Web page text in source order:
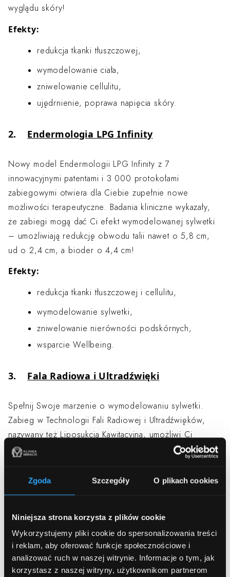
Zgoda Szczegóły O plikach cookies
Niniejsza strona korzysta z plików cookie
Wykorzystujemy pliki cookie do spersonalizowania treści
i reklam, aby oferować funkcje społecznościowe i
analizować ruch w naszej witrynie. Informacje o tym, jak
korzystasz z naszej witryny, użytkownikom partnerom
wyglądu skóry!
Efekty:
redukcja tkanki tłuszczowej,
wymodelowanie ciała,
zniwelowanie cellulitu,
ujędrnienie, poprawa napięcia skóry.
2. Endermologia LPG Infinity
Nowy model Endermologii LPG Infinity z 7
innowacyjnymi patentami i 3 000 protokołami
zabiegowymi otwiera dla Ciebie zupełnie nowe
możliwości terapeutyczne. Badania kliniczne wykazały,
że zabiegi mogą dać Ci efekt wymodelowanej sylwetki
– umożliwiają redukcję obwodu talii nawet o 5,8 cm,
ud o 2,4 cm, a bioder o 4,4 cm!
Efekty:
redukcja tkanki tłuszczowej i cellulitu,
wymodelowanie sylwetki,
zniwelowanie nierówności podskórnych,
wsparcie Wellbeing.
3. Fala Radiowa i Ultradźwięki
Spełnij Swoje marzenie o wymodelowaniu sylwetki.
Zabieg w Technologii Fali Radiowej i Ultradźwięków,
nazywany też Liposukcją Kawitacyjną, umożliwi Ci
zredukowanie tkanki tłuszczowej na takich obszarach
Terapia zwiększy też sprężystość Twojej skóry i
podkreśli Twoje naturalne piękno.
Efekty:
redukcja tkanki tłuszczowej,
wymodelowanie ciała,
zniwelowanie cellulitu,